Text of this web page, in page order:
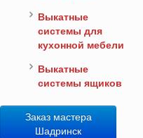
Выкатные
системы для
кухонной мебели
Выкатные
системы ящиков
Заказ мастера
Шадринск